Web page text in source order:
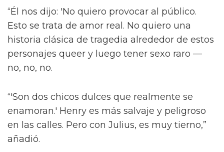
“Él nos dijo: 'No quiero provocar al público.
Esto se trata de amor real. No quiero una
historia clásica de tragedia alrededor de estos
personajes queer y luego tener sexo raro —
no, no, no.
“'Son dos chicos dulces que realmente se
enamoran.' Henry es más salvaje y peligroso
en las calles. Pero con Julius, es muy tierno,”
añadió.